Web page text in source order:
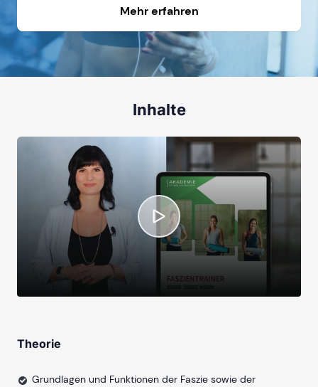
Mehr erfahren
Inhalte
Theorie
Grundlagen und Funktionen der Faszie sowie der